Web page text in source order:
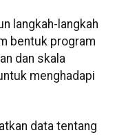
langkah-langkah
bentuk program
dan skala
menghadapi
data tentang